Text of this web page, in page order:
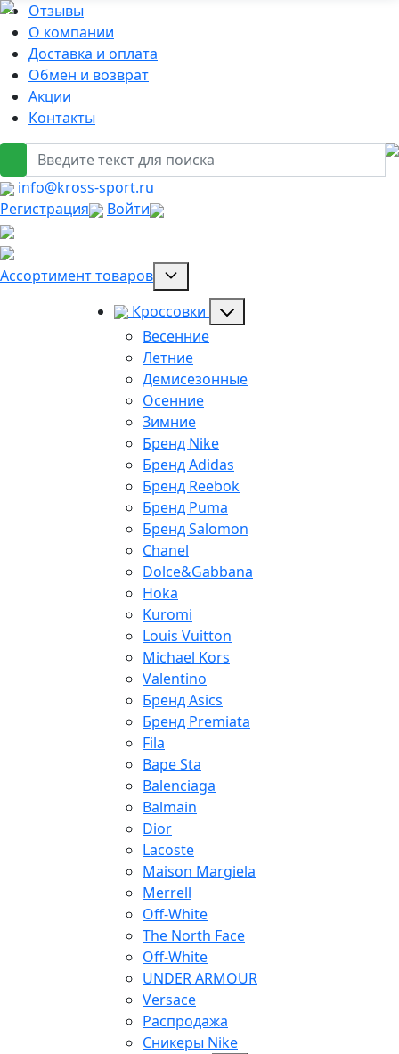
Отзывы
О компании
Доставка и оплата
Обмен и возврат
Акции
Контакты
info@kross-sport.ru
Регистрация
Войти
Ассортимент товаров
Кроссовки
Весенние
Летние
Демисезонные
Осенние
Зимние
Бренд Nike
Бренд Adidas
Бренд Reebok
Бренд Puma
Бренд Salomon
Chanel
Dolce&Gabbana
Hoka
Kuromi
Louis Vuitton
Michael Kors
Valentino
Бренд Asics
Бренд Premiata
Fila
Bape Sta
Balenciaga
Balmain
Dior
Lacoste
Maison Margiela
Merrell
Off-White
The North Face
Off-White
UNDER ARMOUR
Versace
Распродажа
Сникеры Nike